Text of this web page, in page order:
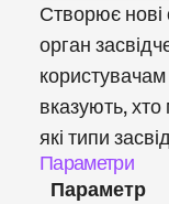
Створює нові
орган
користувачам
вказують,
які типи
Параметри
Параметр